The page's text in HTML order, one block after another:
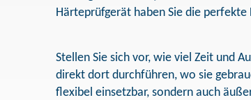
Härteprüfgerät haben Sie die perfekte
Stellen Sie sich vor, wie viel Zeit und
direkt dort durchführen, wo sie
flexibel einsetzbar, sondern auch